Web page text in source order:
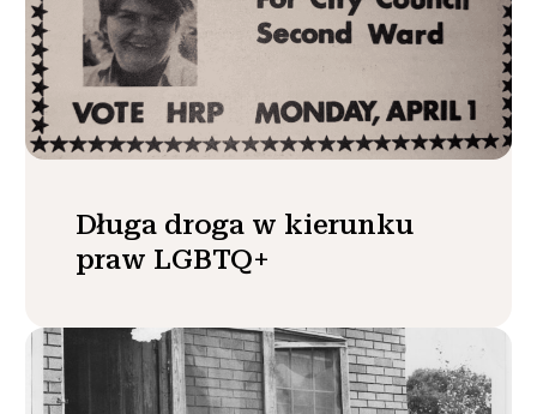
Długa droga w kierunku
praw LGBTQ+